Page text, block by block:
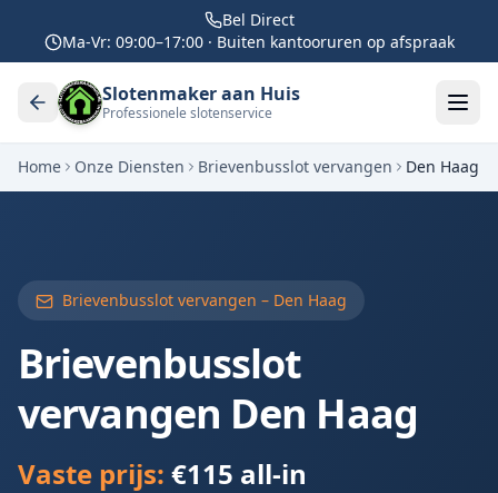
Bel Direct
Ma-Vr: 09:00–17:00 · Buiten kantooruren op afspraak
Slotenmaker aan Huis
Professionele slotenservice
Home Onze Diensten Brievenbusslot vervangen Den Haag
Brievenbusslot vervangen – Den Haag
Brievenbusslot
vervangen Den Haag
Vaste prijs: €115 all-in